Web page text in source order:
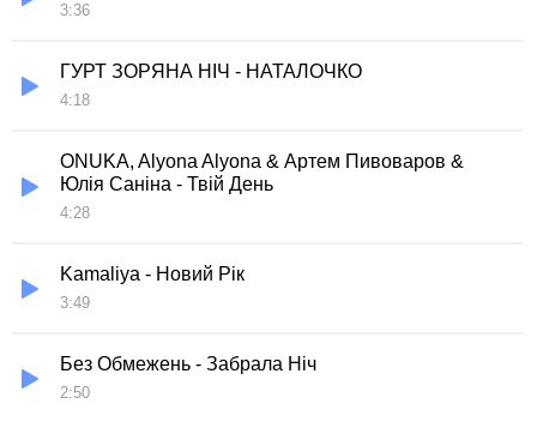
3:36
ГУРТ ЗОРЯНА НІЧ - НАТАЛОЧКО
4:18
ONUKA, Alyona Alyona & Артем Пивоваров &
Юлія Саніна - Твій День
4:28
Kamaliya - Новий Рік
3:49
Без Обмежень - Забрала Ніч
2:50